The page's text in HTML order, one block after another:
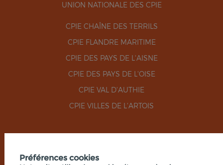
UNION NATIONALE DES CPIE
CPIE CHAÎNE DES TERRILS
CPIE FLANDRE MARITIME
CPIE DES PAYS DE L'AISNE
CPIE DES PAYS DE L'OISE
CPIE VAL D'AUTHIE
CPIE VILLES DE L'ARTOIS
Préférences cookies